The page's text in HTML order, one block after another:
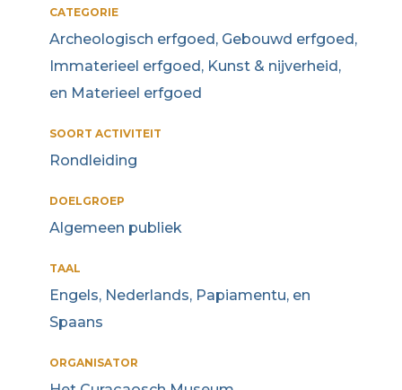
CATEGORIE
Archeologisch erfgoed, Gebouwd erfgoed,
Immaterieel erfgoed, Kunst & nijverheid,
en Materieel erfgoed
SOORT ACTIVITEIT
Rondleiding
DOELGROEP
Algemeen publiek
TAAL
Engels, Nederlands, Papiamentu, en
Spaans
ORGANISATOR